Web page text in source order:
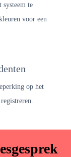
te
voor een
op het